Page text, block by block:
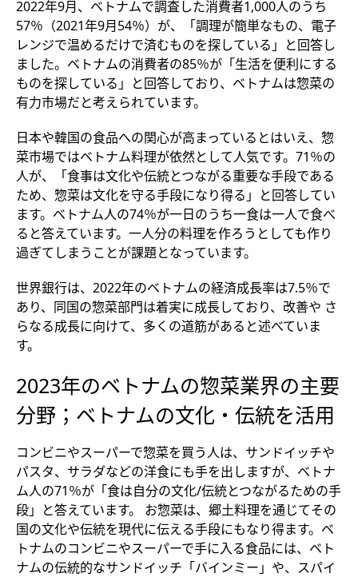
2022年9月、ベトナムで調査した消費者1,000人のうち
57％（2021年9月54％）が、「調理が簡単なもの、電子
レンジで温めるだけで済むものを探している」と回答し
ました。ベトナムの消費者の85％が「生活を便利にする
ものを探している」と回答しており、ベトナムは惣菜の
有力市場だと考えられています。
日本や韓国の食品への関心が高まっているとはいえ、惣
菜市場ではベトナム料理が依然として人気です。71％の
人が、「食事は文化や伝統とつながる重要な手段である
ため、惣菜は文化を守る手段になり得る」と回答してい
ます。ベトナム人の74％が一日のうち一食は一人で食べ
ると答えています。一人分の料理を作ろうとしても作り
過ぎてしまうことが課題となっています。
世界銀行は、2022年のベトナムの経済成長率は7.5％で
あり、同国の惣菜部門は着実に成長しており、改善や さ
らなる成長に向けて、多くの道筋があると述べていま
す。
2023年のベトナムの惣菜業界の主要
分野；ベトナムの文化・伝統を活用
コンビニやスーパーで惣菜を買う人は、サンドイッチや
パスタ、サラダなどの洋食にも手を出しますが、ベトナ
ム人の71％が「食は自分の文化/伝統とつながるための手
段」と答えています。 お惣菜は、郷土料理を通じてその
国の文化や伝統を現代に伝える手段にもなり得ます。ベ
トナムのコンビニやスーパーで手に入る食品には、ベト
ナムの伝統的なサンドイッチ「バインミー」や、スパイ